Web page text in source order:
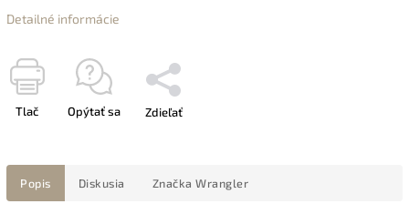
Detailné informácie
Tlač Opýtať sa Zdieľať
Popis Diskusia Značka Wrangler